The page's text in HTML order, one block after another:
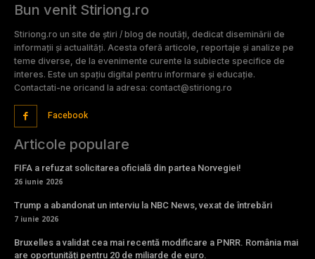
Bun venit Stiriong.ro
Stiriong.ro un site de știri / blog de noutăți, dedicat diseminării de
informații și actualități. Acesta oferă articole, reportaje și analize pe
teme diverse, de la evenimente curente la subiecte specifice de
interes. Este un spațiu digital pentru informare și educație.
Contactati-ne oricand la adresa: contact@stiriong.ro
Facebook
Articole populare
FIFA a refuzat solicitarea oficială din partea Norvegiei!
26 iunie 2026
Trump a abandonat un interviu la NBC News, vexat de întrebări
7 iunie 2026
Bruxelles a validat cea mai recentă modificare a PNRR. România mai
are oportunități pentru 20 de miliarde de euro.